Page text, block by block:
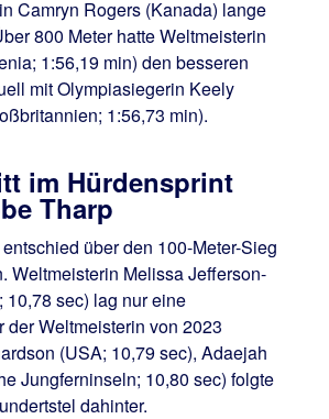
Camryn Rogers (Kanada) lange
800 Meter hatte Weltmeisterin
1:56,19 min) den besseren
mit Olympiasiegerin Keely
1:56,73 min).
im Hürdensprint
Tharp
über den 100-Meter-Sieg
Weltmeisterin Melissa Jefferson-
10,78 sec) lag nur eine
der Weltmeisterin von 2023
(USA; 10,79 sec), Adaejah
Jungferninseln; 10,80 sec) folgte
dahinter.